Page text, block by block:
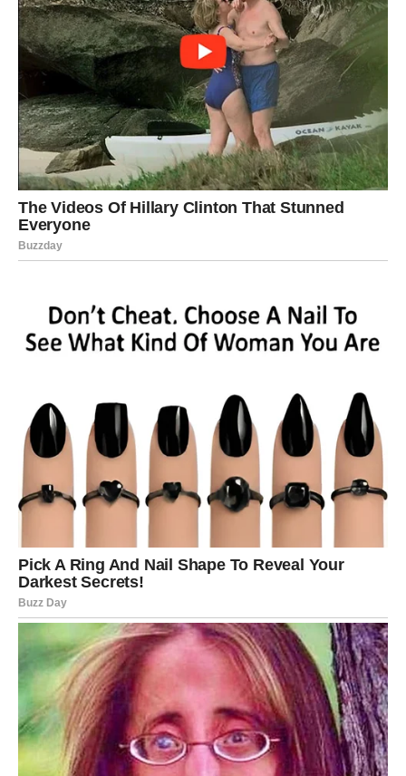
20°C do 21°C.Na ovaj način, možete osigurati optimalne
uslove za rad i odmor. U tom kontekstu, redovno
provjeravanje i čišćenje klima uređaja neophodno je kako
bismo izbjegli štetne efekte na zdravlje.
Uticaj temperature na zdravlje
Osim što temperature utiču na kvalitet sna, one također
imaju direktan uticaj na naše opšte zdravlje.Osobe koje
su izložene ekstremnim uslovima mogu doživjeti
simptome poput mučnine, glavobolje ili čak
klima uređaja može izazvati probleme sa sinusima i
alergijskim reakcijama, što je posebno važno imati na
zdravstveni problemi mogu manifestovati na različite
načine, a ponekad su simptomi suptilni i neprimjetni.
U trenutnom okruženju, gdje su alergeni u vazduhu
prisutni u znatnim količinama, preporučuje se da
posebnu pažnju posvetite zdravlju dece.Preporučuje se
Roditelji bi trebali biti oprezni sa klimatskim uređajima
kako bi zaštitili svoje mališane od neželjenih efekata.
Osim toga, važno je osigurati da se djeca ponašaju u
skladu sa pravilima higijene kako bi se smanjile šanse za
razvoj alergijskih reakcija.
Pomoćne metode za poboljšanje sna
Osim održavanja optimalne temperature, postoje i druge
metode koje mogu pomoći u poboljšanju kvaliteta sna